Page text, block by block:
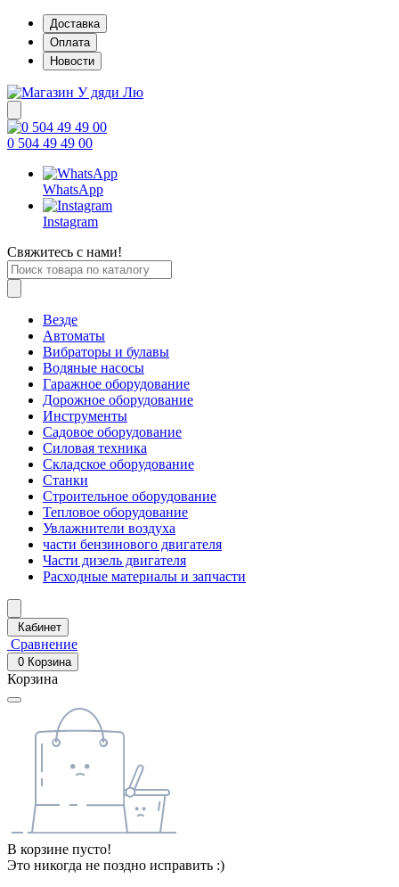
Доставка
Оплата
Новости
0 504 49 49 00
WhatsApp
Instagram
Свяжитесь с нами!
Везде
Автоматы
Вибраторы и булавы
Водяные насосы
Гаражное оборудование
Дорожное оборудование
Инструменты
Садовое оборудование
Силовая техника
Складское оборудование
Станки
Строительное оборудование
Тепловое оборудование
Увлажнители воздуха
части бензинового двигателя
Части дизель двигателя
Расходные материалы и запчасти
Кабинет
Сравнение
0 Корзина
Корзина
В корзине пусто!
Это никогда не поздно исправить :)